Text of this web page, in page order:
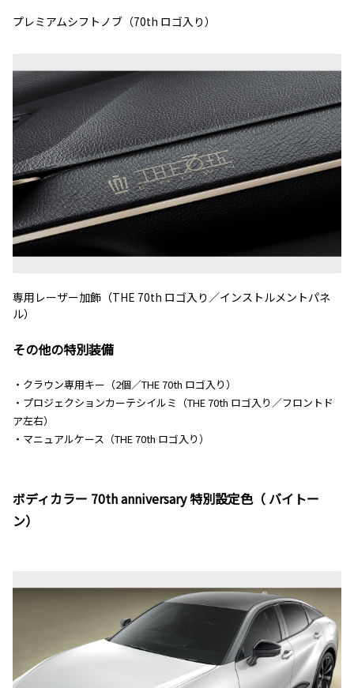
プレミアムシフトノブ（70th ロゴ入り）
専用レーザー加飾（THE 70th ロゴ入り／インストルメントパネ
ル）
その他の特別装備
・クラウン専用キー（2個／THE 70th ロゴ入り）
・プロジェクションカーテシイルミ（THE 70th ロゴ入り／フロントド
ア左右）
・マニュアルケース（THE 70th ロゴ入り）
ボディカラー 70th anniversary 特別設定色（ バイトー
ン）